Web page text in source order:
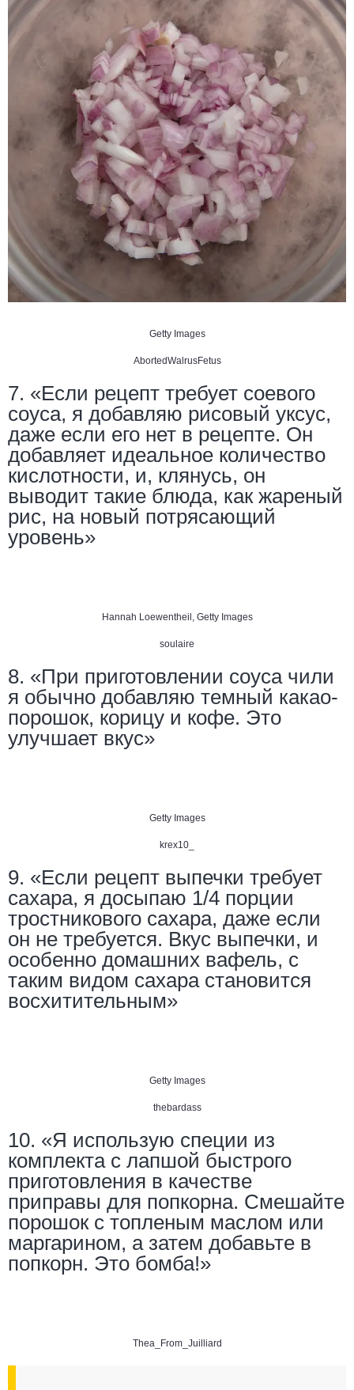
Getty Images
AbortedWalrusFetus
7. «Если рецепт требует соевого
соуса, я добавляю рисовый уксус,
даже если его нет в рецепте. Он
добавляет идеальное количество
кислотности, и, клянусь, он
выводит такие блюда, как жареный
рис, на новый потрясающий
уровень»
Hannah Loewentheil, Getty Images
soulaire
8. «При приготовлении соуса чили
я обычно добавляю темный какао-
порошок, корицу и кофе. Это
улучшает вкус»
Getty Images
krex10_
9. «Если рецепт выпечки требует
сахара, я досыпаю 1/4 порции
тростникового сахара, даже если
он не требуется. Вкус выпечки, и
особенно домашних вафель, с
таким видом сахара становится
восхитительным»
Getty Images
thebardass
10. «Я использую специи из
комплекта с лапшой быстрого
приготовления в качестве
приправы для попкорна. Смешайте
порошок с топленым маслом или
маргарином, а затем добавьте в
попкорн. Это бомба!»
Thea_From_Juilliard